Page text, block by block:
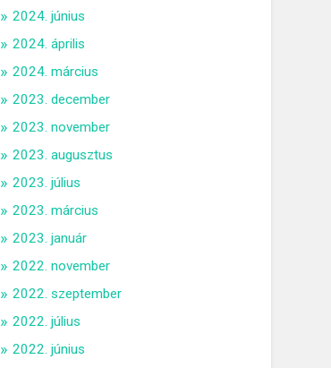
2024. június
2024. április
2024. március
2023. december
2023. november
2023. augusztus
2023. július
2023. március
2023. január
2022. november
2022. szeptember
2022. július
2022. június